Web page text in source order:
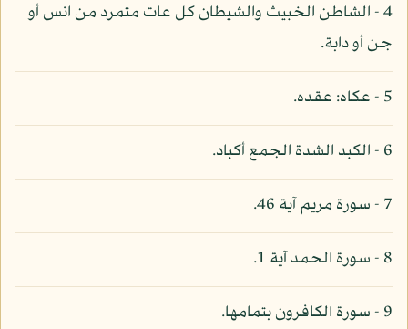
4 - الشاطن الخبيث والشيطان كل عات متمرد من انس أو
جن أو دابة.
5 - عكاه: عقده.
6 - الكبد الشدة الجمع أكباد.
7 - سورة مريم آية 46.
8 - سورة الحمد آية 1.
9 - سورة الكافرون بتمامها.